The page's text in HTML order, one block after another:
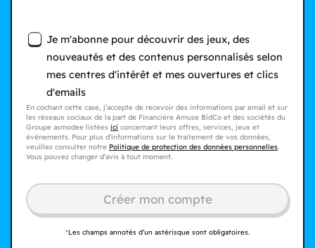
Je m'abonne pour découvrir des jeux, des
nouveautés et des contenus personnalisés selon
mes centres d'intérêt et mes ouvertures et clics
d'emails
En cochant cette case, j’accepte de recevoir des informations par email et sur
les réseaux sociaux de la part de Financière Amuse BidCo et des sociétés du
Groupe asmodee listées ici concernant leurs offres, services, jeux et
événements. Pour plus d’informations sur le traitement de vos données,
veuillez consulter notre Politique de protection des données personnelles.
Vous pouvez changer d’avis à tout moment.
Créer mon compte​
*Les champs annotés d’un astérisque sont obligatoires.